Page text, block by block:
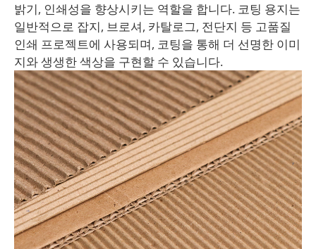
밝기, 인쇄성을 향상시키는 역할을 합니다. 코팅 용지는
일반적으로 잡지, 브로셔, 카탈로그, 전단지 등 고품질
인쇄 프로젝트에 사용되며, 코팅을 통해 더 선명한 이미
지와 생생한 색상을 구현할 수 있습니다.